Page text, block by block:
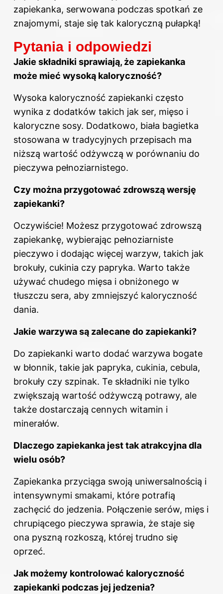
zapiekanka, serwowana podczas spotkań ze
znajomymi, staje się tak kaloryczną pułapką!
Pytania i odpowiedzi
Jakie składniki sprawiają, że zapiekanka
może mieć wysoką kaloryczność?
Wysoka kaloryczność zapiekanki często
wynika z dodatków takich jak ser, mięso i
kaloryczne sosy. Dodatkowo, biała bagietka
stosowana w tradycyjnych przepisach ma
niższą wartość odżywczą w porównaniu do
pieczywa pełnoziarnistego.
Czy można przygotować zdrowszą wersję
zapiekanki?
Oczywiście! Możesz przygotować zdrowszą
zapiekankę, wybierając pełnoziarniste
pieczywo i dodając więcej warzyw, takich jak
brokuły, cukinia czy papryka. Warto także
używać chudego mięsa i obniżonego w
tłuszczu sera, aby zmniejszyć kaloryczność
dania.
Jakie warzywa są zalecane do zapiekanki?
Do zapiekanki warto dodać warzywa bogate
w błonnik, takie jak papryka, cukinia, cebula,
brokuły czy szpinak. Te składniki nie tylko
zwiększają wartość odżywczą potrawy, ale
także dostarczają cennych witamin i
minerałów.
Dlaczego zapiekanka jest tak atrakcyjna dla
wielu osób?
Zapiekanka przyciąga swoją uniwersalnością i
intensywnymi smakami, które potrafią
zachęcić do jedzenia. Połączenie serów, mięs i
chrupiącego pieczywa sprawia, że staje się
ona pyszną rozkoszą, której trudno się
oprzeć.
Jak możemy kontrolować kaloryczność
zapiekanki podczas jej jedzenia?